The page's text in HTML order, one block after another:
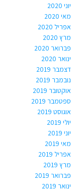
יוני 2020
מאי 2020
אפריל 2020
מרץ 2020
פברואר 2020
ינואר 2020
דצמבר 2019
נובמבר 2019
אוקטובר 2019
ספטמבר 2019
אוגוסט 2019
יולי 2019
יוני 2019
מאי 2019
אפריל 2019
מרץ 2019
פברואר 2019
ינואר 2019